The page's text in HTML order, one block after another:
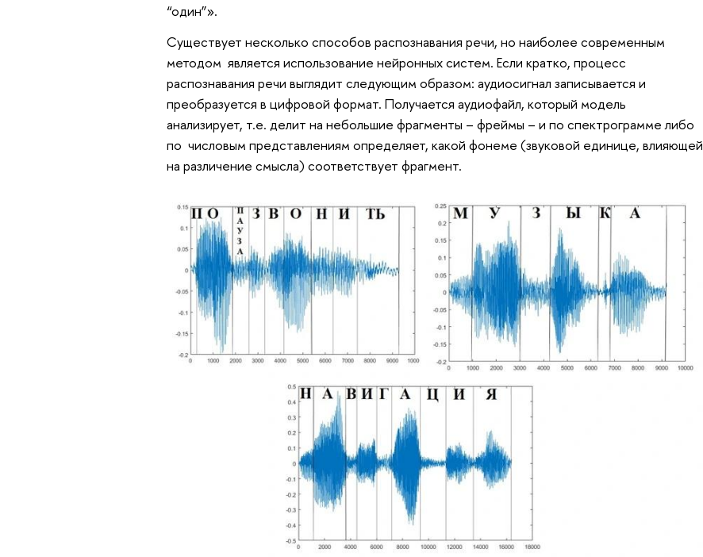
“один”».
Существует несколько способов распознавания речи, но наиболее современным
методом является использование нейронных систем. Если кратко, процесс
распознавания речи выглядит следующим образом: аудиосигнал записывается и
преобразуется в цифровой формат. Получается аудиофайл, который модель
анализирует, т.е. делит на небольшие фрагменты – фреймы – и по спектрограмме либо
по числовым представлениям определяет, какой фонеме (звуковой единице, влияющей
на различение смысла) соответствует фрагмент.